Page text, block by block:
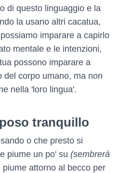
di questo linguaggio e la
la usano altri cacatua,
imparare a capirlo
mentale e le intenzioni,
possono imparare a
del corpo umano, ma non
nella 'loro lingua'.
tranquillo
o che presto si
piume un po' su (sembrerà
piume attorno al becco per